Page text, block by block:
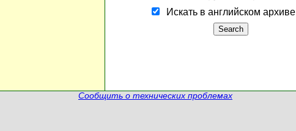
Искать в английском архиве
Сообщить о технических проблемах